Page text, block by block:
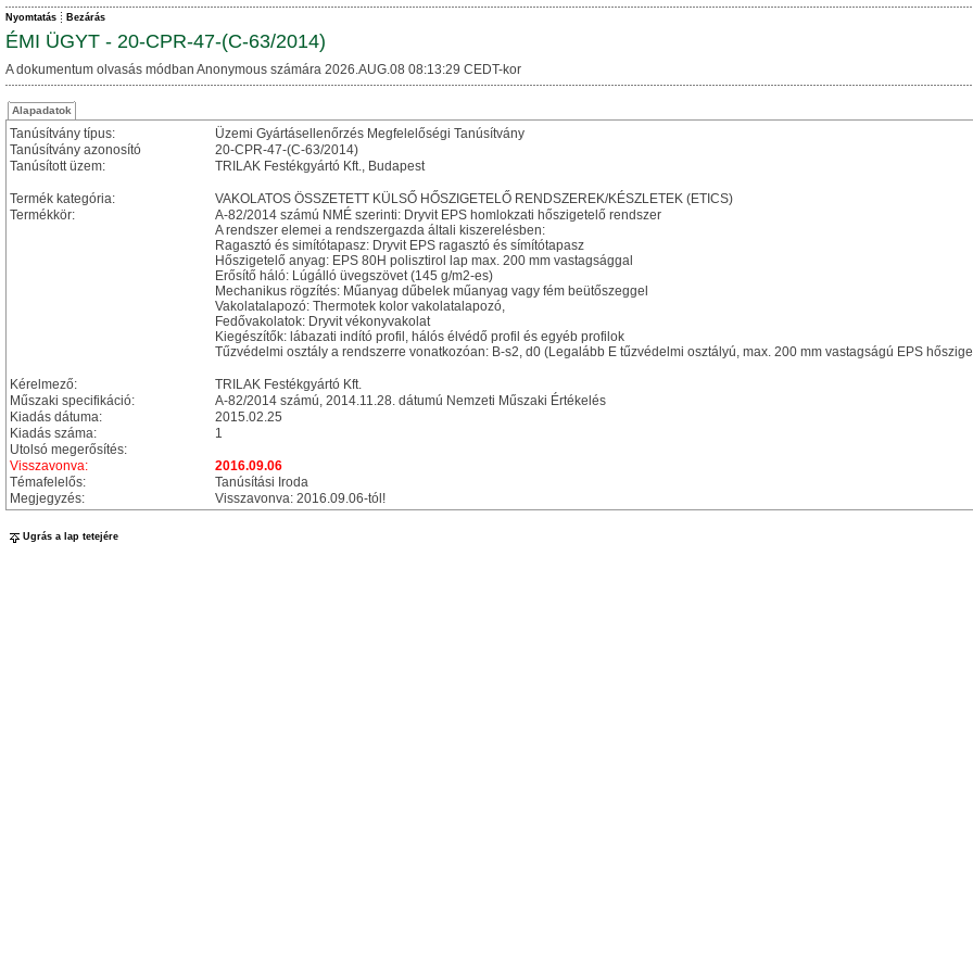
Nyomtatás Bezárás
ÉMI ÜGYT - 20-CPR-47-(C-63/2014)
A dokumentum olvasás módban Anonymous számára 2026.AUG.08 08:13:29 CEDT-kor
Alapadatok
Tanúsítvány típus:
Üzemi Gyártásellenőrzés Megfelelőségi Tanúsítvány
Tanúsítvány azonosító
20-CPR-47-(C-63/2014)
Tanúsított üzem:
TRILAK Festékgyártó Kft., Budapest
Termék kategória:
VAKOLATOS ÖSSZETETT KÜLSŐ HŐSZIGETELŐ RENDSZEREK/KÉSZLETEK (ETICS)
Termékkör:
A-82/2014 számú NMÉ szerinti: Dryvit EPS homlokzati hőszigetelő rendszer
A rendszer elemei a rendszergazda általi kiszerelésben:
Ragasztó és simítótapasz: Dryvit EPS ragasztó és símítótapasz
Hőszigetelő anyag: EPS 80H polisztirol lap max. 200 mm vastagsággal
Erősítő háló: Lúgálló üvegszövet (145 g/m2-es)
Mechanikus rögzítés: Műanyag dűbelek műanyag vagy fém beütőszeggel
Vakolatalapozó: Thermotek kolor vakolatalapozó,
Fedővakolatok: Dryvit vékonyvakolat
Kiegészítők: lábazati indító profil, hálós élvédő profil és egyéb profilok
Tűzvédelmi osztály a rendszerre vonatkozóan: B-s2, d0 (Legalább E tűzvédelmi osztályú, max. 200 mm vastagságú EPS
Kérelmező:
TRILAK Festékgyártó Kft.
Műszaki specifikáció:
A-82/2014 számú, 2014.11.28. dátumú Nemzeti Műszaki Értékelés
Kiadás dátuma:
2015.02.25
Kiadás száma:
1
Utolsó megerősítés:
Visszavonva:
2016.09.06
Témafelelős:
Tanúsítási Iroda
Megjegyzés:
Visszavonva: 2016.09.06-tól!
Ugrás a lap tetejére